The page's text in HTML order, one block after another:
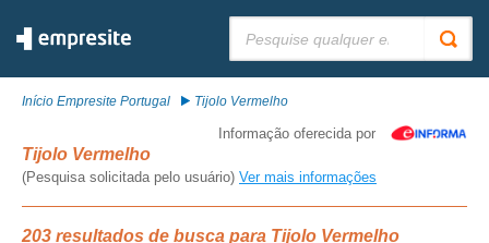
Início Empresite Portugal Tijolo Vermelho
Informação oferecida por
Tijolo Vermelho
(Pesquisa solicitada pelo usuário) Ver mais informações
203 resultados de busca para Tijolo Vermelho